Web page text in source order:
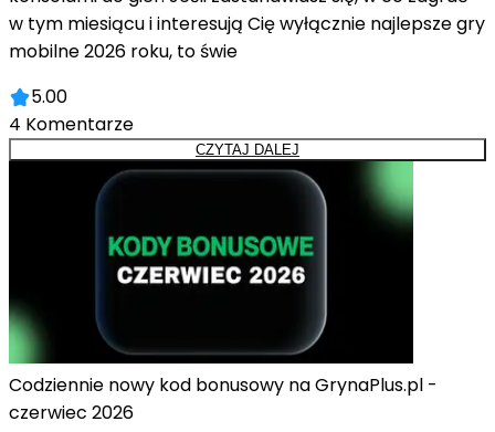
w tym miesiącu i interesują Cię wyłącznie najlepsze gry
mobilne 2026 roku, to świe
5.00
4 Komentarze
CZYTAJ DALEJ
Codziennie nowy kod bonusowy na GrynaPlus.pl -
czerwiec 2026